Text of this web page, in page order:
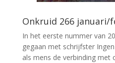
Onkruid 266
In het eerste nummer van
gegaan met schrijfster
als mens de verbinding met